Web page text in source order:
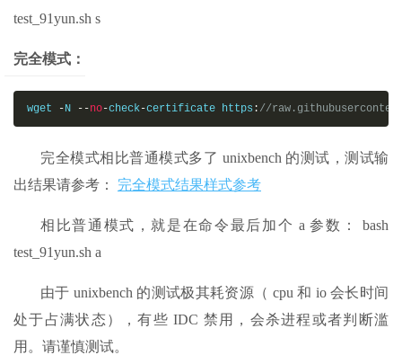
test_91yun.sh s
完全模式：
wget -N --no-check-certificate https : //
完全模式相比普通模式多了 unixbench 的测试，测试输
出结果请参考： 完全模式结果样式参考
相比普通模式，就是在命令最后加个 a 参数： bash
test_91yun.sh a
由于 unixbench 的测试极其耗资源（ cpu 和 io 会长时间
处于占满状态），有些 IDC 禁用，会杀进程或者判断滥
用。请谨慎测试。